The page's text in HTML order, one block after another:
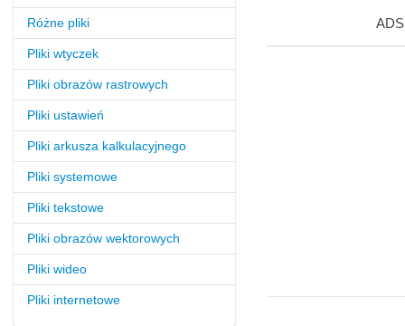
Różne pliki
Pliki wtyczek
Pliki obrazów rastrowych
Pliki ustawień
Pliki arkusza kalkulacyjnego
Pliki systemowe
Pliki tekstowe
Pliki obrazów wektorowych
Pliki wideo
Pliki internetowe
ADS